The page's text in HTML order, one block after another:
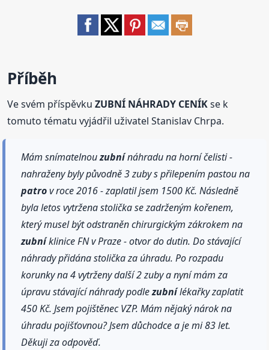
Příběh
Ve svém příspěvkuZUBNÍ NÁHRADY CENÍKse k
tomuto tématu vyjádřil uživatel Stanislav Chrpa.
Mám snímatelnouzubnínáhradu na horní čelisti -
nahraženy byly původně 3 zuby s přilepením pastou na
patrov roce 2016 - zaplatil jsem 1500 Kč. Následně
byla letos vytržena stolička se zadrženým kořenem,
který musel být odstraněn chirurgickým zákrokem na
zubníklinice FN v Praze - otvor do dutin. Do stávající
náhrady přidána stolička za úhradu. Po rozpadu
korunky na 4 vytrženy další 2 zuby a nyní mám za
úpravu stávající náhrady podlezubnílékařky zaplatit
450 Kč. Jsem pojištěnec VZP. Mám nějaký nárok na
úhradu pojišťovnou? Jsem důchodce a je mi 83 let.
Děkuji za odpověď.